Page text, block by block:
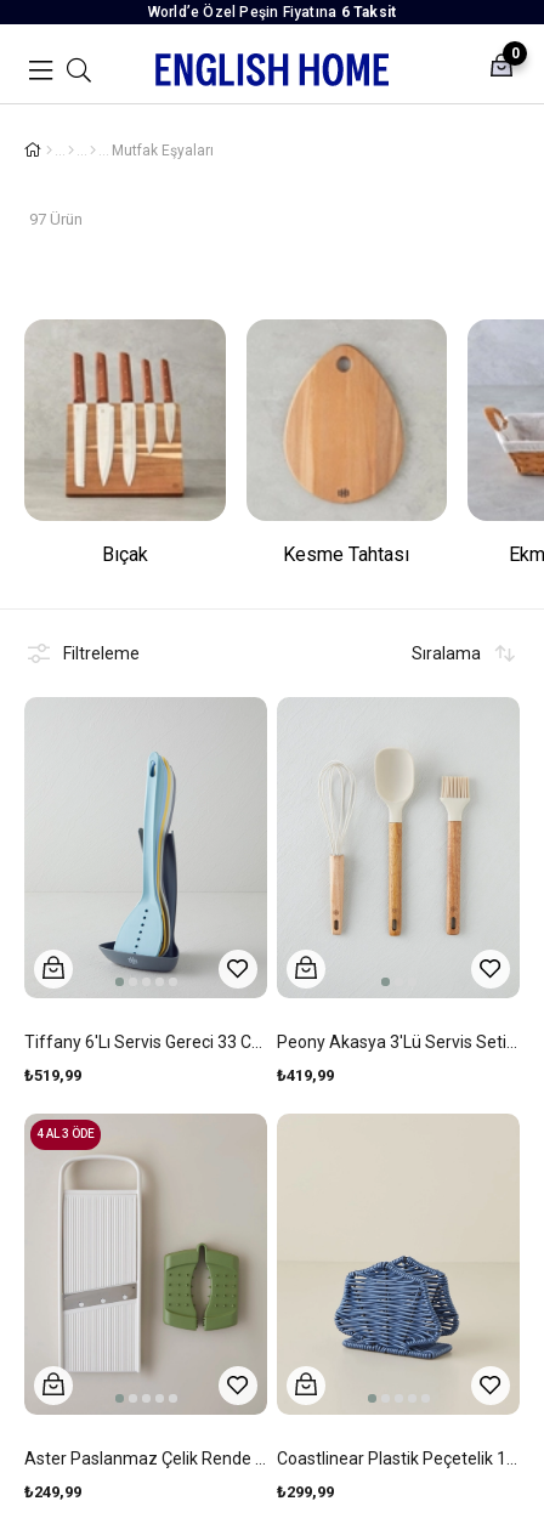
World’e Özel Peşin Fiyatına 6 Taksit
0
Mutfak Eşyaları
97 Ürün
Bıçak Kesme Tahtası
Filtreleme Sıralama
₺519,99 ₺419,99
₺249,99
4 AL 3 ÖDE
₺299,99